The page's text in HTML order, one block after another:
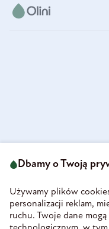
58-160 Świebodzice
REGON 890213034
INFORMACJE
Dbamy o Twoją
Używamy plików
personalizacji reklam,
ruchu. Twoje dane